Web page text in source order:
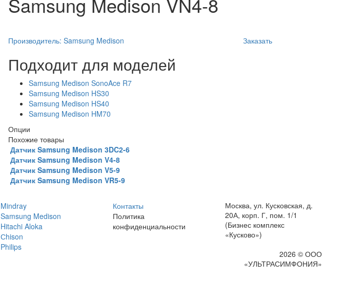
Производитель: Samsung Medison Заказать
Подходит для моделей
Samsung Medison SonoAce R7
Samsung Medison HS30
Samsung Medison HS40
Samsung Medison HM70
Опции
Похожие товары
Датчик Samsung Medison 3DC2-6
Датчик Samsung Medison V4-8
Датчик Samsung Medison V5-9
Датчик Samsung Medison VR5-9
Mindray
Samsung Medison
Hitachi Aloka
Сhison
Philips
Контакты
Политика
конфиденциальности
Москва, ул. Кусковская, д.
20А, корп. Г, пом. 1/1
(Бизнес комплекс
«Кусково»)
2026 © ООО
«УЛЬТРАСИМФОНИЯ»